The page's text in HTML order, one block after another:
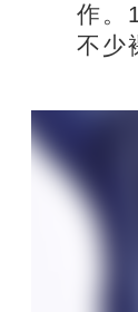
作。
不少